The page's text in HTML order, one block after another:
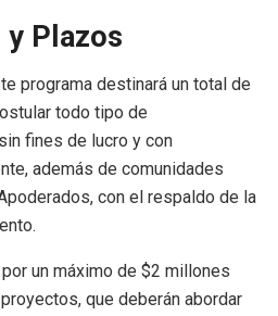
Plazos
programa destinará un total de
todo tipo de
fines de lucro y con
además de comunidades
con el respaldo de la
un máximo de $2 millones
que deberán abordar